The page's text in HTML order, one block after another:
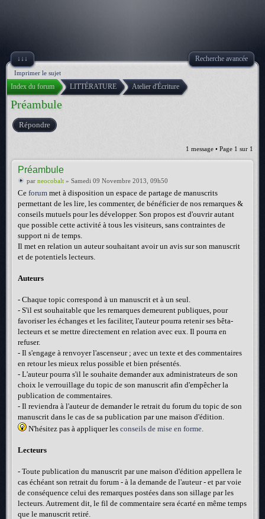
↓↓↓ Recherche avancée
Imprimer le sujet
Index du forum LITTÉRATURE Atelier d'Écriture
Préambule
Répondre
1 message • Page 1 sur 1
Préambule
par neocobalt » Samedi 09 Novembre 2013, 09h50
Ce forum met à disposition un espace de partage de manuscrits
permettant de les lire, les commenter, de bénéficier de nos remarques &
conseils mutuels pour les développer. Son propos est d'ouvrir autant
que possible cette activité à tous les visiteurs, sans contraintes de
support ni de temps.
Il met en relation un auteur souhaitant avoir un avis sur son manuscrit
et de potentiels lecteurs.
Auteurs
- Chaque topic correspond à un manuscrit et à un seul.
- S'il est souhaitable que les remarques demeurent publiques, pour
favoriser les échanges et les faciliter, l'auteur pourra retenir ses bêta-
lecteurs et se mettre directement en relation avec eux. Il pourra en
refuser.
- Il s'engage à renvoyer l'ascenseur ; avec un texte et des commentaires
en retour les mieux relus possible et bien présentés.
- L'auteur pourra s'il le souhaite demander aux administrateurs de son
choix le verrouillage du topic de son manuscrit afin d'empêcher la
publication de commentaires.
- Il reviendra à l'auteur de demander le retrait du forum du topic de son
manuscrit dans le cas de sa publication par une maison d'édition.
N'hésitez pas à appliquer les conseils de mise en forme.
Lecteurs
- Toute publication du manuscrit par une maison d'édition appellera le
cas échéant son retrait du forum - à la demande de l'auteur - et par voie
de conséquence celui des remarques postées dans son sillage par les
lecteurs. Autrement dit, le fil de commentaire sera écarté en même temps
que le manuscrit retiré.